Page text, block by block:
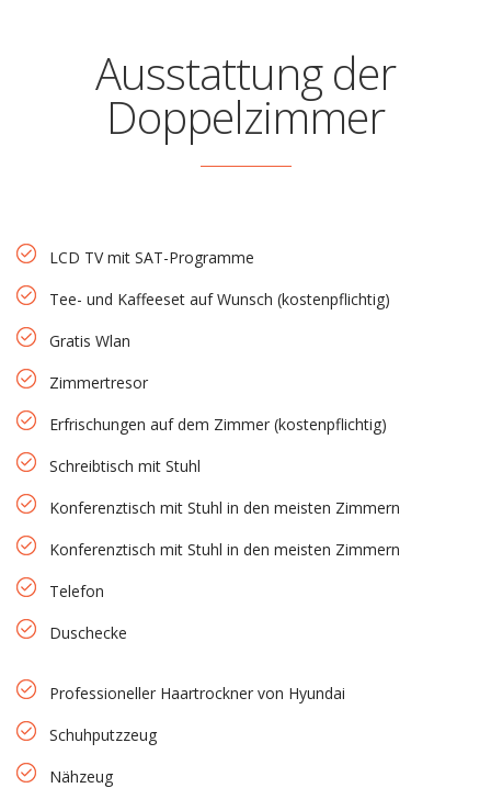
Ausstattung der
Doppelzimmer
LCD TV mit SAT-Programme
Tee- und Kaffeeset auf Wunsch (kostenpflichtig)
Gratis Wlan
Zimmertresor
Erfrischungen auf dem Zimmer (kostenpflichtig)
Schreibtisch mit Stuhl
Konferenztisch mit Stuhl in den meisten Zimmern
Konferenztisch mit Stuhl in den meisten Zimmern
Telefon
Duschecke
Professioneller Haartrockner von Hyundai
Schuhputzzeug
Nähzeug